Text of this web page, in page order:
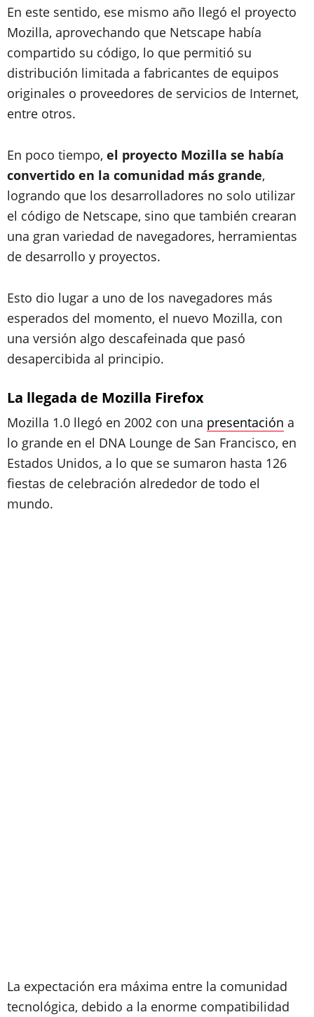
En este sentido, ese mismo año llegó el proyecto
Mozilla, aprovechando que Netscape había
compartido su código, lo que permitió su
distribución limitada a fabricantes de equipos
originales o proveedores de servicios de Internet,
entre otros.
En poco tiempo, el proyecto Mozilla se había
convertido en la comunidad más grande,
logrando que los desarrolladores no solo utilizar
el código de Netscape, sino que también crearan
una gran variedad de navegadores, herramientas
de desarrollo y proyectos.
Esto dio lugar a uno de los navegadores más
esperados del momento, el nuevo Mozilla, con
una versión algo descafeinada que pasó
desapercibida al principio.
La llegada de Mozilla Firefox
Mozilla 1.0 llegó en 2002 con una presentación a
lo grande en el DNA Lounge de San Francisco, en
Estados Unidos, a lo que se sumaron hasta 126
fiestas de celebración alrededor de todo el
mundo.
La expectación era máxima entre la comunidad
tecnológica, debido a la enorme compatibilidad